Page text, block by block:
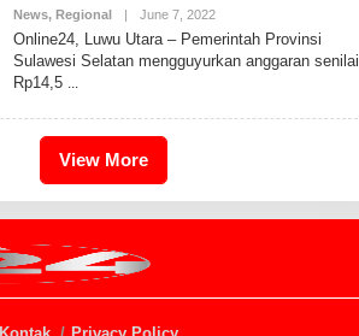
D
News, Regional | June 7, 2022B
A
N
I
R
I
Online24, Luwu Utara – Pemerintah Provinsi
Sulawesi Selatan mengguyurkan anggaran senilai
Rp14,5
View More